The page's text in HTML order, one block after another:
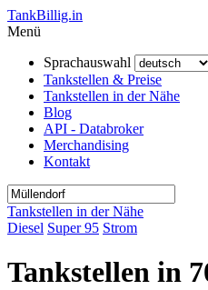
TankBillig.in
Menü
Sprachauswahl
Tankstellen & Preise
Tankstellen in der Nähe
Blog
API - Databroker
Merchandising
Kontakt
Tankstellen in der Nähe
Diesel Super 95 Strom
Tankstellen in